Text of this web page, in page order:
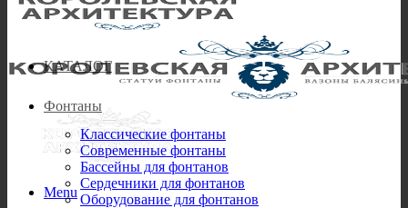
Menu
КАТАЛОГ
Фонтаны
Классические фонтаны
Современные фонтаны
Бассейны для фонтанов
Сердечники для фонтанов
Оборудование для фонтанов